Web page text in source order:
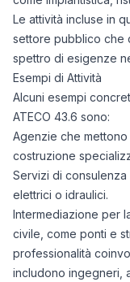
Le attività incluse in
settore pubblico che
spettro di esigenze
Esempi di Attività
Alcuni esempi
ATECO 43.6 sono:
Agenzie che
costruzione
Servizi di
elettrici o idraulici.
Intermediazione per
civile, come ponti e
professionalità
includono ingegneri,